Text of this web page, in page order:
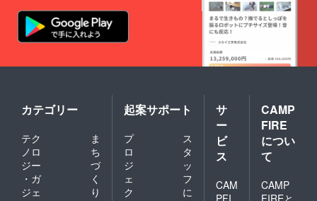
カテゴリー
テク
ノロ
ジー
・ガ
ジェ
ま
ち
づ
く
り
起案サポート
プ
ロ
ジ
ェ
ク
ス
タ
ッ
フ
に
サ
ー
ビ
ス
CAM
CAMP
FIRE
につい
て
CAMP